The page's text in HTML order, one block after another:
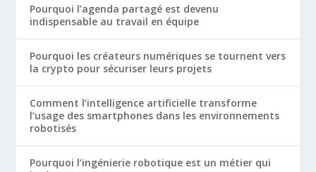
Pourquoi l’agenda partagé est devenu
indispensable au travail en équipe
Pourquoi les créateurs numériques se tournent vers
la crypto pour sécuriser leurs projets
Comment l’intelligence artificielle transforme
l’usage des smartphones dans les environnements
robotisés
Pourquoi l’ingénierie robotique est un métier qui